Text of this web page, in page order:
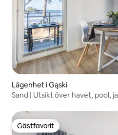
Lägenhet i Gąski
Sand | Utsikt över havet, pool,
Gästfavorit
Gästfavorit